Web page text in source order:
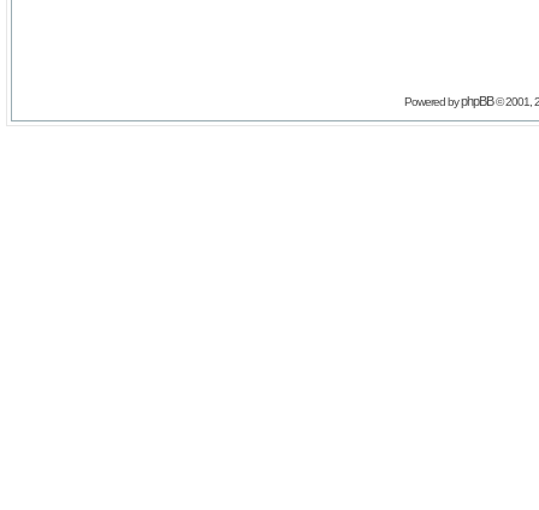
Powered byphpBB© 2001,